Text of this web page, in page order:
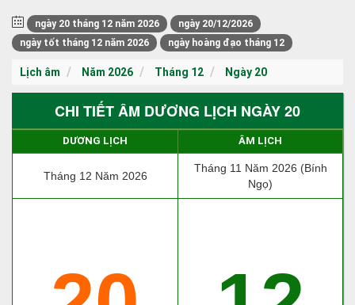
ngày 20 tháng 12 năm 2026
ngày 20/12/2026
ngày tốt tháng 12 năm 2026
ngày hoàng đạo tháng 12
Lịch âm Năm 2026 Tháng 12 Ngày 20
CHI TIẾT ÂM DƯƠNG LỊCH NGÀY 20
DƯƠNG LỊCH ÂM LỊCH
Tháng 12 Năm 2026
Tháng 11 Năm 2026 (Bính
Ngọ)